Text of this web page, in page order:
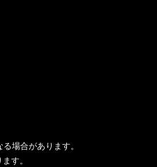
場合があります。
す。